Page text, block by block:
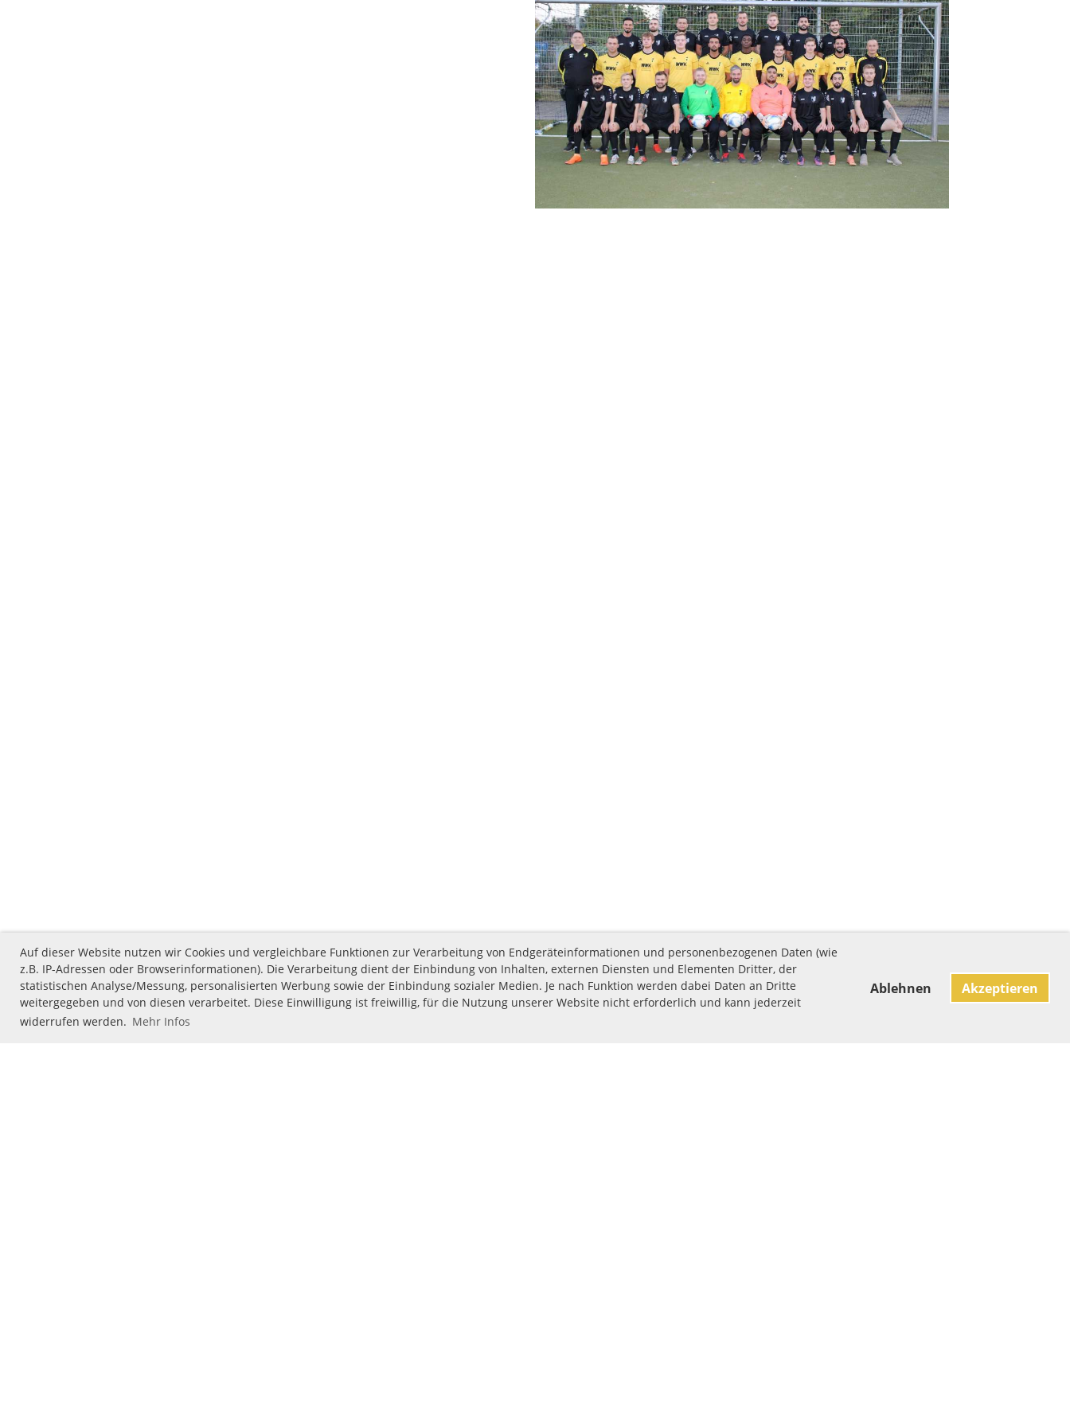
Auf dieser Website nutzen wir Cookies und vergleichbare Funktionen zur Verarbeitung von Endgeräteinformationen und personenbezogenen Daten (wie
z.B. IP-Adressen oder Browserinformationen). Die Verarbeitung dient der Einbindung von Inhalten, externen Diensten und Elementen Dritter, der
statistischen Analyse/Messung, personalisierten Werbung sowie der Einbindung sozialer Medien. Je nach Funktion werden dabei Daten an Dritte
weitergegeben und von diesen verarbeitet. Diese Einwilligung ist freiwillig, für die Nutzung unserer Website nicht erforderlich und kann jederzeit
widerrufen werden. Mehr Infos
Ablehnen Akzeptieren